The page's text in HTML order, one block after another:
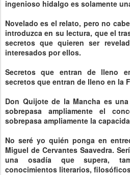
ingenioso hidalgo es solamente
Novelado es el relato, pero no
introduzca en su lectura, que el
secretos que quieren ser
interesados por ellos.
Secretos que entran de lleno
secretos que entran de lleno en la
Don Quijote de la Mancha es
sobrepasa ampliamente el
sobrepasa ampliamente la
No seré yo quién ponga en
Miguel de Cervantes Saavedra.
una osadía que supera,
conocimientos literarios,